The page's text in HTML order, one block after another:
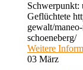
Schwerpunkt:
Geflüchtete
gewalt/
schoeneberg/
Weitere
03 März